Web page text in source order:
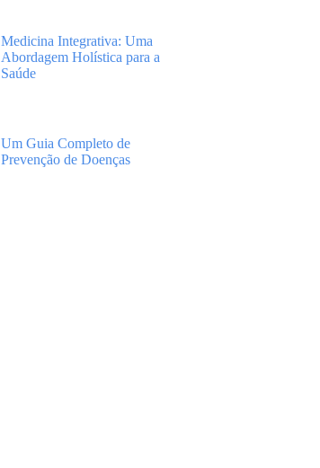
Medicina Integrativa: Uma
Abordagem Holística para a
Saúde
Um Guia Completo de
Prevenção de Doenças